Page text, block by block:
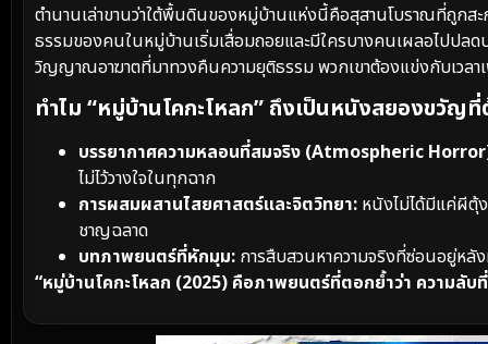
ตำนานเล่าขานว่าใต้พื้นดินของหมู่บ้านแห่งนี้คือสุสานโบราณที่ถูกส
ธรรมของคนในหมู่บ้านเริ่มเสื่อมถอยและมีใครบางคนเผลอไปป
วิญญาณอาฆาตที่มาทวงคืนความยุติธรรม พวกเขาต้องแข่งกับเวลา
ทำไม “หมู่บ้านโคกะโหลก” ถึงเป็นหนังสยองขวัญ
บรรยากาศความหลอนที่สมจริง (Atmospheric
ไม่ไว้วางใจในทุกฉาก
การผสมผสานไสยศาสตร์และจิตวิทยา: หนังไม่ได้มีแค่ผีตุ้
ชาญฉลาด
บทภาพยนตร์ที่หักมุม: การสืบสวนหาความจริงที่ซ่อนอยู่หลั
“หมู่บ้านโคกะโหลก (2025) คือภาพยนตร์ที่ตอกย้ำว่า ความลั